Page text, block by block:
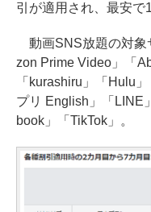
引が適用され、最安で
動画SNS放題の対象
zon Prime Video」「
「kurashiru」「Hulu
プリ English」「LINE
book」「TikTok」。